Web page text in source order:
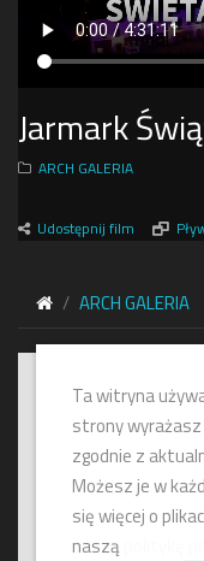
Jarmark
ARCH GALERIA
Udostępnij film
ARCH GALERIA
Ta witryna
strony wyrażasz
zgodnie z
Możesz je w
się więcej o
naszą